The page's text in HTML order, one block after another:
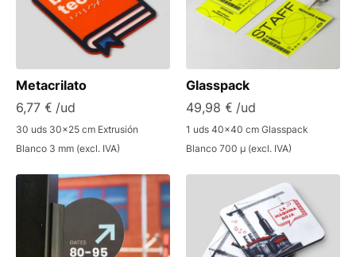
Metacrilato
6,77 € /ud
30 uds 30x25 cm Extrusión
Blanco 3 mm (excl. IVA)
Glasspack
49,98 € /ud
1 uds 40x40 cm Glasspack
Blanco 700 µ (excl. IVA)